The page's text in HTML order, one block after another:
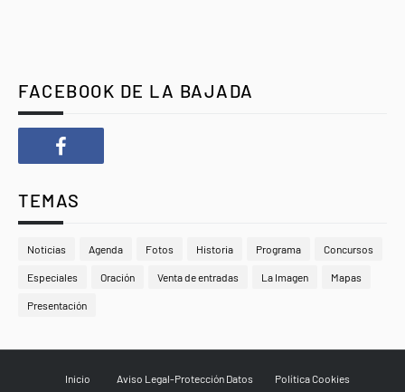
FACEBOOK DE LA BAJADA
TEMAS
Noticias Agenda Fotos Historia Programa Concursos
Especiales Oración Venta de entradas La Imagen Mapas
Presentación
Inicio Aviso Legal-Protección Datos Política Cookies